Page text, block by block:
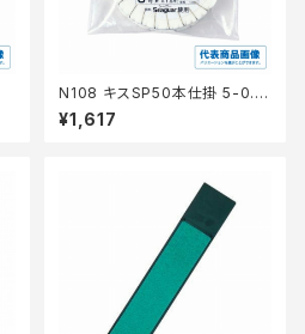
N108 キスSP50本仕掛 5-0.8
茶 【継続セール_仕掛】
¥1,617